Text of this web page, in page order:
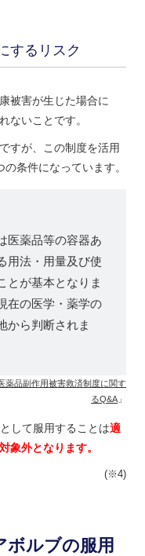
するリスク
被害が生じた場合に
ないことです。
すが、この制度を活用
条件になっています。
医薬品等の容器あ
用法・用量及び使
とが基本となりま
在の医学・薬学の
から判断されま
薬品副作用被害救済制度に関す
るQ&A 」
して服用することは適
象外となります。
(※4)
ルブの服用